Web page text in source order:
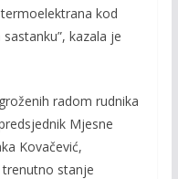
kod
kazala je
radom rudnika
Mjesne
Kovačević,
trenutno stanje